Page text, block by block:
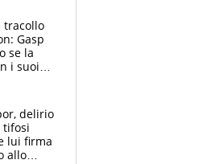
tracollo
Gasp
se la
i suoi
delirio
tifosi
lui firma
allo